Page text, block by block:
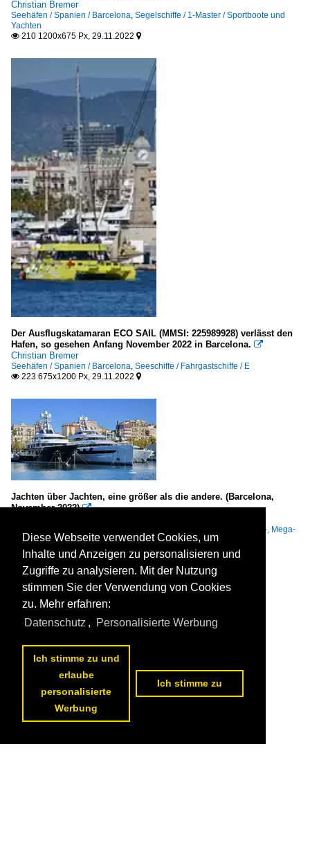
Christian Bremer
Seehäfen / Spanien / Barcelona, Segelschiffe / 1-Master / Sportboote und
Yachten
 210 1200x675 Px, 29.11.2022 
Der Ausflugskatamaran ECO SAIL (MMSI: 225989928) verlässt den
Hafen, so gesehen Anfang November 2022 in Barcelona. 
Christian Bremer
Seehäfen / Spanien / Barcelona, Seeschiffe / Fahrgastschiffe / E
 223 675x1200 Px, 29.11.2022 
Jachten über Jachten, eine größer als die andere. (Barcelona,
November 2022) 
Yachten, Freizeitfahrzeuge / Super-, Mega-
und Gigayachten / . mehrere oder Name unbekannt
209 1200x675 Px, 28.11.2022 
Diese Webseite verwendet Cookies, um
Inhalte und Anzeigen zu personalisieren und
Zugriffe zu analysieren. Mit der Nutzung
stimmen Sie der Verwendung von Cookies
zu. Mehr erfahren:
Datenschutz , Personalisierte Werbung
Ich stimme zu und
erlaube
personalisierte
Werbung
Ich stimme zu